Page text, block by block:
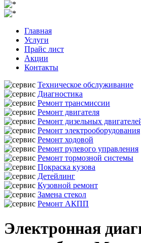
Главная
Услуги
Прайс лист
Акции
Контакты
Техническое обслуживание
Диагностика
Ремонт трансмиссии
Ремонт двигателя
Ремонт дизельных
Ремонт электрооборудования
Ремонт ходовой
Ремонт рулевого управления
Ремонт тормозной системы
Покраска кузова
Детейлинг
Кузовной ремонт
Замена стекол
Ремонт АКПП
Электронная